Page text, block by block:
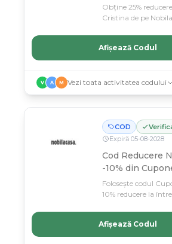
Obține 25%
Cristina de pe
Afișează Codul
V A M Vezi toata activitatea codului
COD
Expiră 05-08-2028
Cod Reducere
-10% din
Folosește codul
10% reducere la
Afișează Codul